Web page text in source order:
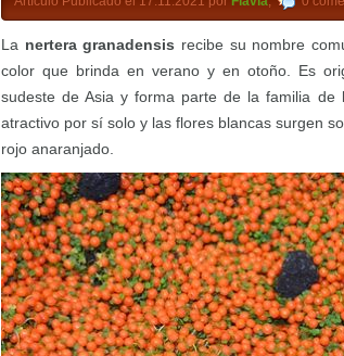
La nertera granadensis recibe su nombre
color que brinda en verano y en otoño. Es
sudeste de Asia y forma parte de la familia
atractivo por sí solo y las flores blancas surgen
rojo anaranjado.